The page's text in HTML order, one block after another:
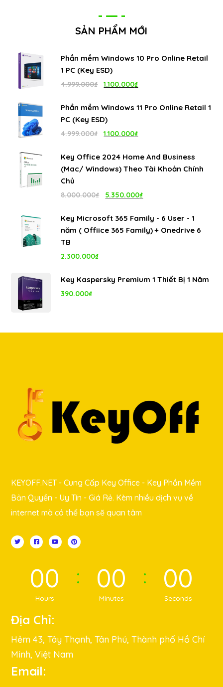
SẢN PHẨM MỚI
Phần mềm Windows 10 Pro Online Retail
1 PC (Key ESD)
4.999.000₫
Giá
là:
1.100.000₫
tại
Phần mềm Windows 11 Pro Online Retail 1
PC (Key ESD)
4.999.000₫
Giá
là:
1.100.000₫
tại
1.100.000₫.
Key Office 2024 Home And Business
(Mac/ Windows) Theo Tài Khoản Chính
Chủ
8.000.000₫
Giá
là:
5.350.000₫
tại
Key Microsoft 365 Family - 6 User - 1
năm ( Offiice 365 Family) + Onedrive 6
TB
2.300.000₫
Key Kaspersky Premium 1 Thiết Bị 1 Năm
390.000₫
KEYOFF.NET - Cung Cấp Key Office - Key Phần Mềm
Bản Quyền - Uy Tín - Giá Rẻ. Kèm nhiều dịch vụ về
internet mà có thể bạn sẽ quan tâm
00
Hours
00
Minutes
00
Seconds
Địa Chỉ:
Hẻm 43, Tây Thạnh, Tân Phú, Thành phố Hồ Chí
Minh, Việt Nam
Email: